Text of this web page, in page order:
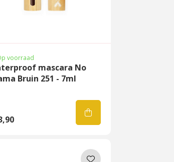
voorraad
mascara No
Bruin 251 - 7ml